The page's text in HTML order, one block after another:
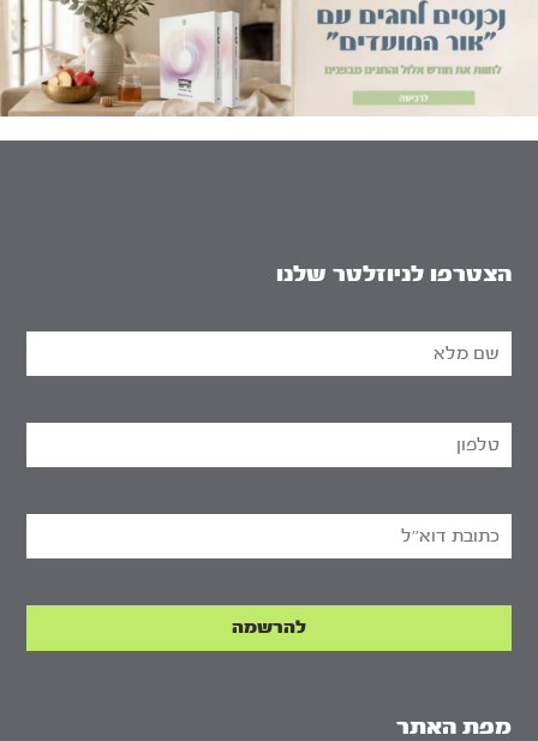
מפת האתר
הצטרפו לניוזלטר שלנו